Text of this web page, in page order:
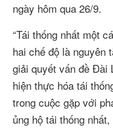
ngày hôm qua 26/9.
“Tái thống nhất một
hai chế độ là nguyên
giải quyết vấn đề Đài
hiện thực hóa tái
trong cuộc gặp với
ủng hộ tái thống